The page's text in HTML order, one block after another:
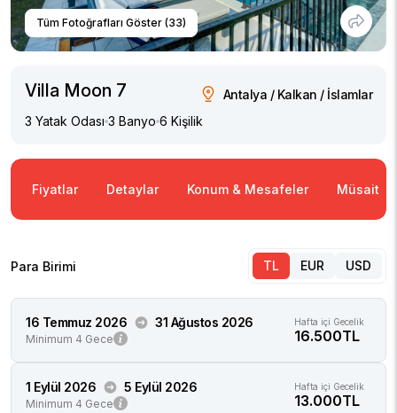
Tüm Fotoğrafları Göster (33)
Villa Moon 7
Antalya / Kalkan / İslamlar
3 Yatak Odası 3 Banyo 6 Kişilik
Fiyatlar Detaylar Konum & Mesafeler Müsaitlik
Para Birimi TL EUR USD
16 Temmuz 2026 31 Ağustos 2026
Minimum 4 Gece
Hafta içi Gecelik
16.500TL
1 Eylül 2026 5 Eylül 2026
Minimum 4 Gece
Hafta içi Gecelik
13.000TL